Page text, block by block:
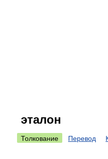
эталон
Толкование Перевод